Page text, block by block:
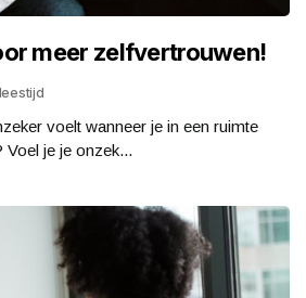
meer zelfvertrouwen!
voelt wanneer je in een ruimte
Voel je je onzek...